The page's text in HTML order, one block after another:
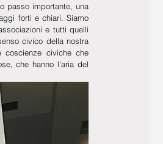
passo importante, una
forti e chiari. Siamo
e tutti quelli
civico della nostra
civiche che
che hanno l'aria del